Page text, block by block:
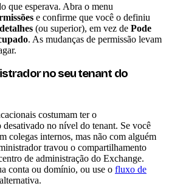
que esperava. Abra o menu
e confirme que você o definiu
(ou superior), em vez de Pode
. As mudanças de permissão levam
no seu tenant do
costumam ter o
no nível do tenant. Se você
colegas internos, mas não com alguém
travou o compartilhamento
de administração do Exchange.
conta ou domínio, ou use o fluxo de